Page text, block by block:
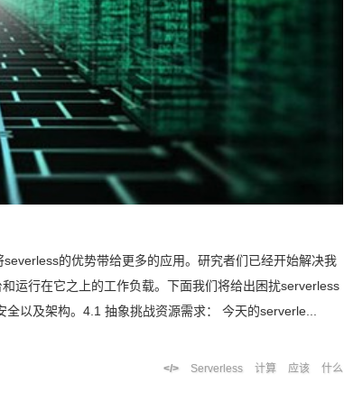
的优势带给更多的应用。研究者们已经开始解决我
运行在它之上的工作负载。下面我们将给出困扰serverless
以及架构。4.1 抽象挑战资源需求： 今天的serverle...
Serverless 计算 应该 什么